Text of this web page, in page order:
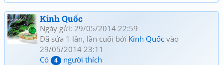
Kinh Quốc
Ngày gửi: 29/05/2014 22:59
Đã sửa 1 lần, lần cuối bởi Kinh Quốc vào
29/05/2014 23:11
Có
4 người thích